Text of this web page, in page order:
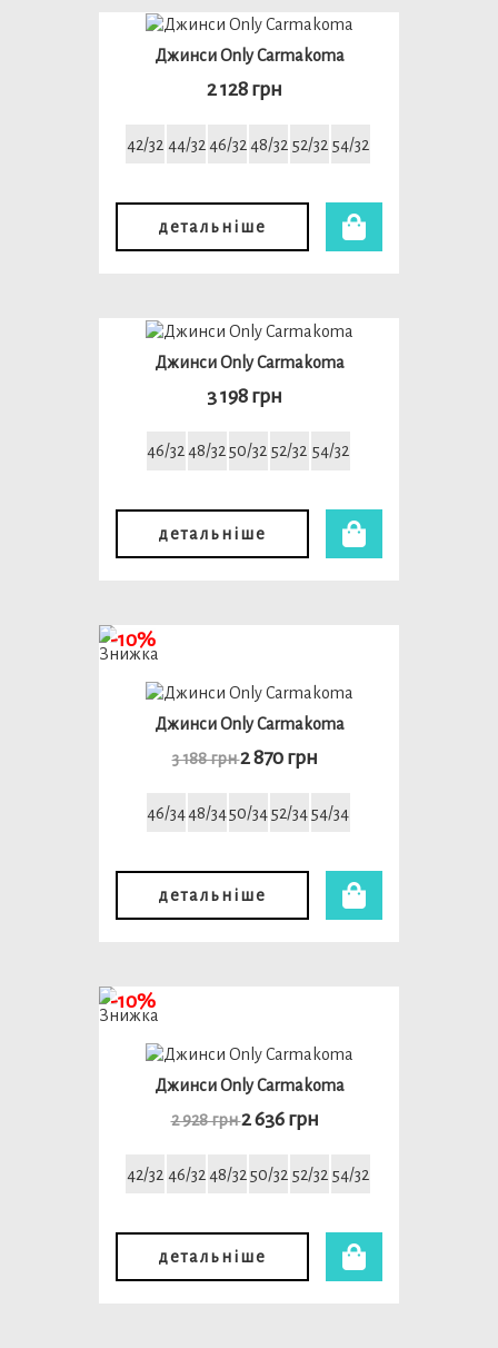
Джинси Only Carmakoma
2 128 грн
42/32 44/32 46/32 48/32 52/32 54/32
детальніше
Джинси Only Carmakoma
3 198 грн
46/3248/3250/32 52/32 54/32
детальніше
Джинси Only Carmakoma
3 188 грн2 870 грн
46/3448/3450/34 52/34 54/34
детальніше
-10%
Джинси Only Carmakoma
2 928 грн2 636 грн
42/32 46/32 48/32 50/32 52/32 54/32
детальніше
-10%